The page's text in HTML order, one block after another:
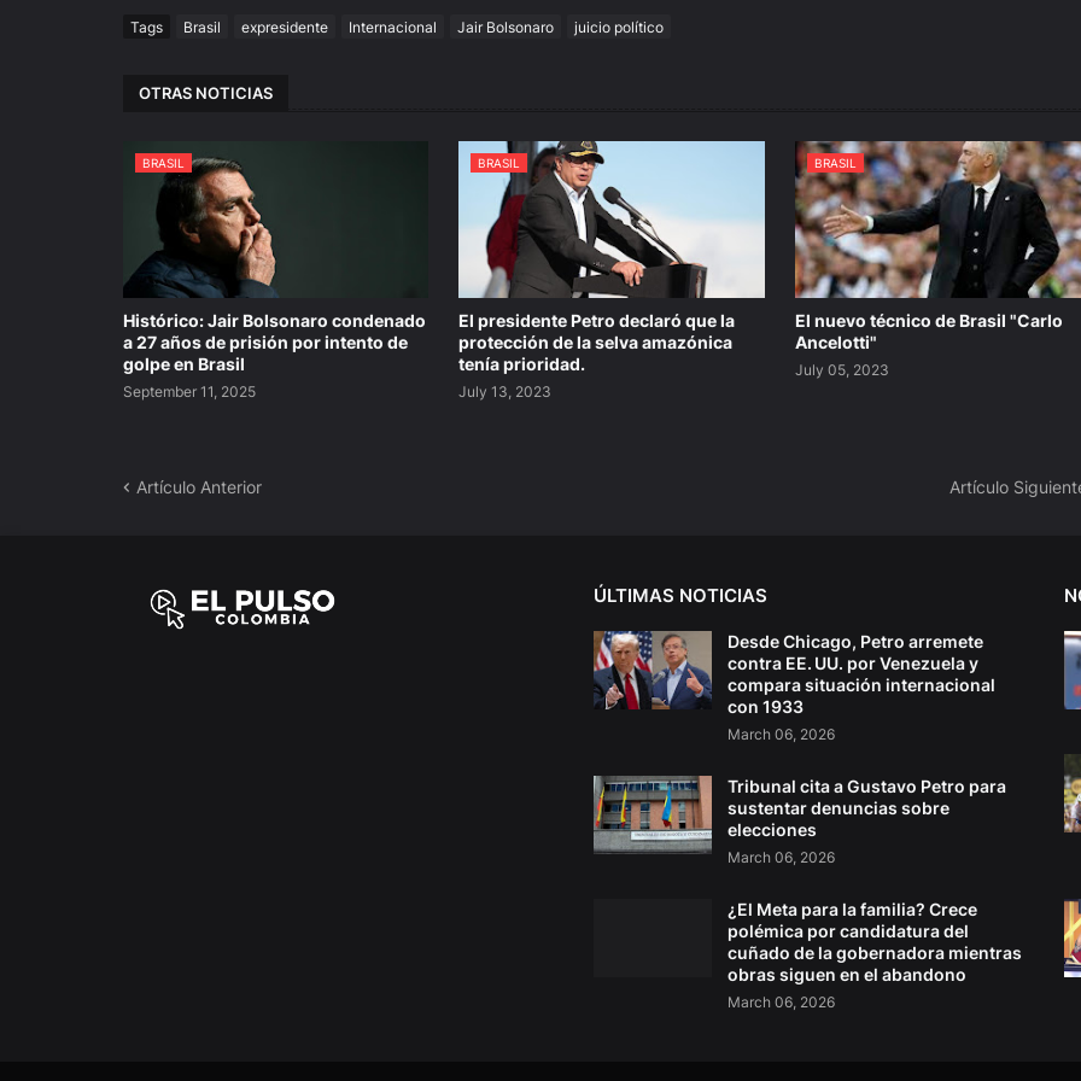
Tags Brasil expresidente Internacional Jair Bolsonaro juicio político
OTRAS NOTICIAS
BRASIL
Histórico: Jair Bolsonaro condenado
a 27 años de prisión por intento de
golpe en Brasil
September 11, 2025
BRASIL
El presidente Petro declaró que la
protección de la selva amazónica
tenía prioridad.
July 13, 2023
BRASIL
El nuevo técnico de Brasil "Carlo
Ancelotti"
July 05, 2023
Artículo Anterior Artículo
ÚLTIMAS NOTICIAS
Desde Chicago, Petro arremete
contra EE. UU. por Venezuela y
compara situación internacional
con 1933
March 06, 2026
Tribunal cita a Gustavo Petro para
sustentar denuncias sobre
elecciones
March 06, 2026
¿El Meta para la familia? Crece
polémica por candidatura del
cuñado de la gobernadora mientras
obras siguen en el abandono
March 06, 2026